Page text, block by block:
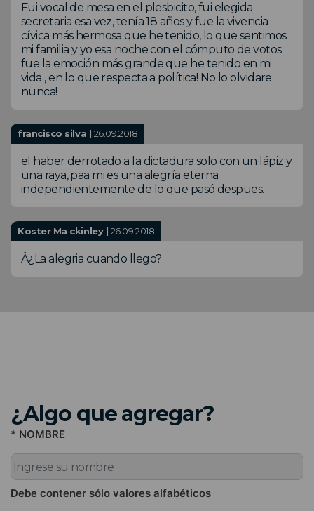
Fui vocal de mesa en el plesbicito, fui elegida
secretaria esa vez, tenía 18 años y fue la vivencia
cívica más hermosa que he tenido, lo que sentimos
mi familia y yo esa noche con el cómputo de votos
fue la emoción más grande que he tenido en mi
vida , en lo que respecta a política! No lo olvidare
nunca!
francisco silva | 26.09.2018
el haber derrotado a la dictadura solo con un lápiz y
una raya, paa mi es una alegría eterna
independientemente de lo que pasó despues.
Koster Ma ckinley | 26.09.2018
Â¿La alegria cuando llego?
¿Algo que agregar?
* NOMBRE
Debe contener sólo valores alfabéticos